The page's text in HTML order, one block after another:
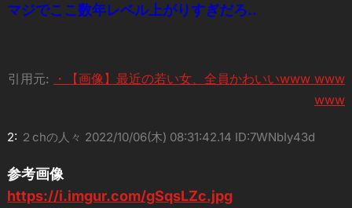
マジでここ数年レベル上がりすぎだろ..
引用元:
・【画像】最近の若い女、全員かわいいwww www
www
2: ２chの人々 2022/10/06(木) 08:31:42.14 ID:7WNbIy43d
参考画像
https://i.imgur.com/gSqsLZc.jpg